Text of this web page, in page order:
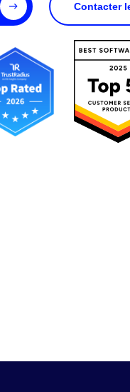
Contacter